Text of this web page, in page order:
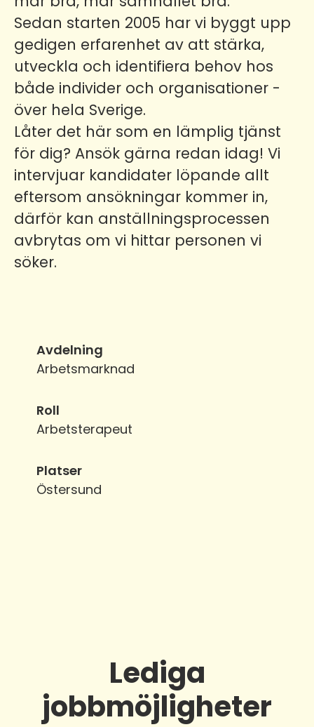
Sedan starten 2005 har vi byggt upp
gedigen erfarenhet av att stärka,
utveckla och identifiera behov hos
både individer och organisationer -
över hela Sverige.
Låter det här som en lämplig tjänst
för dig? Ansök gärna redan idag! Vi
intervjuar kandidater löpande allt
eftersom ansökningar kommer in,
därför kan anställningsprocessen
avbrytas om vi hittar personen vi
söker.
Avdelning
Arbetsmarknad
Roll
Arbetsterapeut
Platser
Östersund
Lediga
jobbmöjligheter